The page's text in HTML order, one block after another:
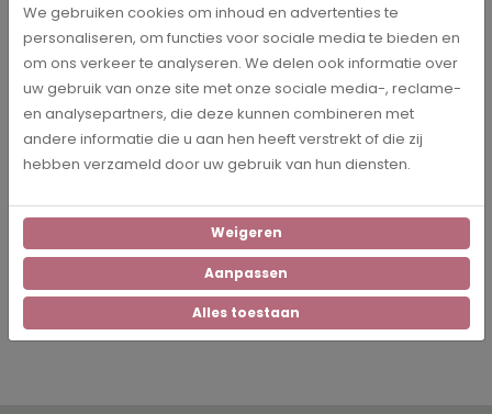
De verzendkosten van onze prints zijn gratis en op werkdagen
voor 18.00 uur besteld, is morgen in huis!
Specificaties
Materiaal lijst
We gebruiken cookies om inhoud en advertenties te
personaliseren, om functies voor sociale media te bieden en
om ons verkeer te analyseren. We delen ook informatie over
uw gebruik van onze site met onze sociale media-, reclame-
en analysepartners, die deze kunnen combineren met
andere informatie die u aan hen heeft verstrekt of die zij
hebben verzameld door uw gebruik van hun diensten.
Weigeren
Aanpassen
Alles toestaan